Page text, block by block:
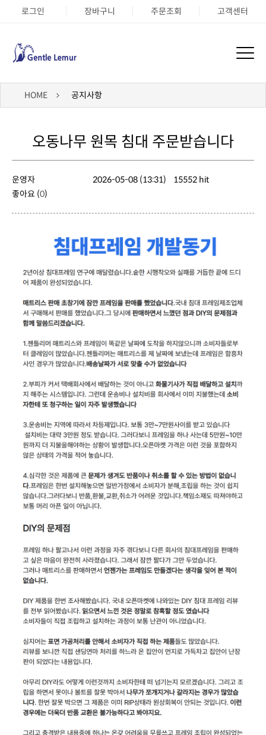
로그인 장바구니 주문조회 고객센터
HOME 공지사항
오동나무 원목 침대 주문받습니다
운영자 2026-05-08 (13:31)
15552 hit
좋아요 (0)